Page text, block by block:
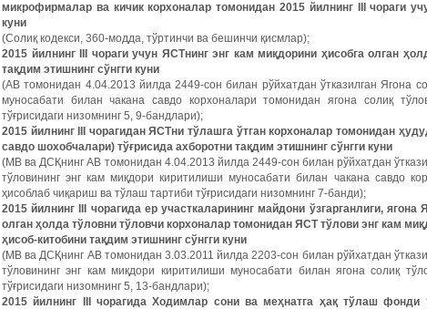
микрофирмалар ва кичик корхоналар томонидан 2015 йилнинг III чораги
куни
(Солиқ кодекси, 360-модда, тўртинчи ва бешинчи қисмлар);
2015 йилнинг III чораги учун ЯСТнинг энг кам миқдорини ҳисобга олган
тақдим этишнинг сўнгги куни
(АВ томонидан 4.04.2013 йилда 2449-сон билан рўйхатдан ўтказилган Ягона
муносабати билан чакана савдо корхоналари томонидан ягона солиқ
тўғрисидаги низомнинг 5, 9-бандлари);
2015 йилнинг III чорагидан ЯСТни тўлашга ўтган корхоналар томонидан
савдо шохобчалари) тўғрисида ахборотни тақдим этишнинг сўнгги куни
(МВ ва ДСҚнинг АВ томонидан 4.04.2013 йилда 2449-сон билан рўйхатдан
тўловининг энг кам миқдори киритилиши муносабати билан чакана савдо
ҳисоблаб чиқариш ва тўлаш тартиби тўғрисидаги низомнинг 7-банди);
2015 йилнинг III чорагида ер участкаларининг майдони ўзгарганлиги,
олган ҳолда тўловни тўловчи корхоналар томонидан ЯСТ тўлови энг кам
ҳисоб-китобини тақдим этишнинг сўнгги куни
(МВ ва ДСҚнинг АВ томонидан 3.03.2011 йилда 2203-сон билан рўйхатдан
тўловининг энг кам миқдори киритилиши муносабати билан ягона солиқ
тўғрисидаги низомнинг 5, 13-бандлари);
2015 йилнинг III чорагида Ходимлар сони ва меҳнатга ҳақ тўлаш фонди